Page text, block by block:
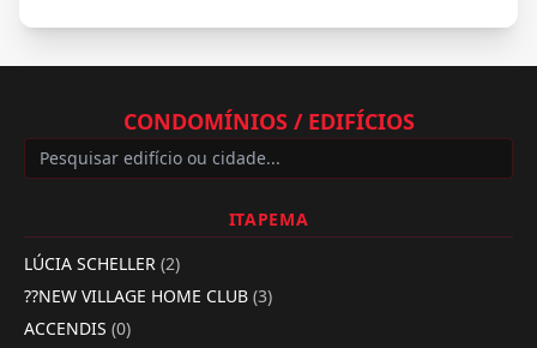
CONDOMÍNIOS / EDIFÍCIOS
ITAPEMA
LÚCIA SCHELLER (2)
??NEW VILLAGE HOME CLUB (3)
ACCENDIS (0)